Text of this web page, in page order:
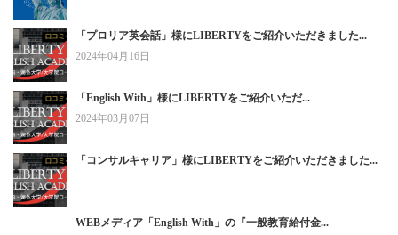
「プロリア英会話」様にLIBERTYをご紹介いただきました...
2024年04月16日
「English With」様にLIBERTYをご紹介いただ...
2024年03月07日
「コンサルキャリア」様にLIBERTYをご紹介いただきました...
WEBメディア「English With」の『一般教育給付金...